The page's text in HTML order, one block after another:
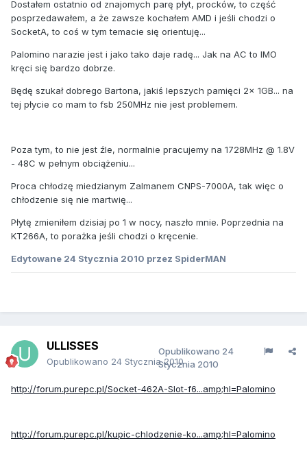
Dostałem ostatnio od znajomych parę płyt, procków, to część
posprzedawałem, a że zawsze kochałem AMD i jeśli chodzi o
SocketA, to coś w tym temacie się orientuję...
Palomino narazie jest i jako tako daje radę... Jak na AC to IMO
kręci się bardzo dobrze.
Będę szukał dobrego Bartona, jakiś lepszych pamięci 2x 1GB... na
tej płycie co mam to fsb 250MHz nie jest problemem.
Poza tym, to nie jest źle, normalnie pracujemy na 1728MHz @ 1.8V
- 48C w pełnym obciążeniu...
Proca chłodzę miedzianym Zalmanem CNPS-7000A, tak więc o
chłodzenie się nie martwię...
Płytę zmieniłem dzisiaj po 1 w nocy, naszło mnie. Poprzednia na
KT266A, to porażka jeśli chodzi o kręcenie.
Edytowane 24 Stycznia 2010 przez SpiderMAN
ULLISSES
Opublikowano 24 Stycznia 2010
Opublikowano 24
Stycznia 2010
http://forum.purepc.pl/Socket-462A-Slot-f6...amp;hl=Palomino
http://forum.purepc.pl/kupic-chlodzenie-ko...amp;hl=Palomino